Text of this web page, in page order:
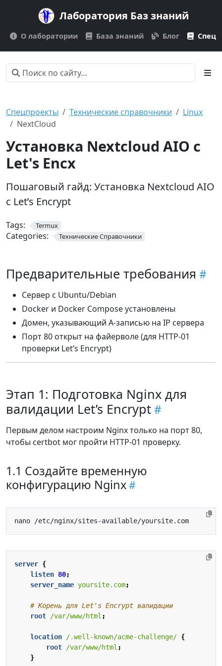
Лаборатория Баз знаний
О лаборатории База знаний Блог
Спецпроекты Технические справочники
Linux
NextCloud
Установка Nextcloud AIO с
Let's Encx
Пошаговый гайд: Установка Nextcloud AIO
с Let’s Encrypt
Tags: Termux
Categories: Технические Справочники
Предварительные требования
Сервер с Ubuntu/Debian
Docker и Docker Compose установлены
Домен, указывающий A-записью на IP сервера
Порт 80 открыт на файерволе (для HTTP-01
проверки Let’s Encrypt)
Этап 1: Подготовка Nginx для
валидации Let’s Encrypt
Первым делом настроим Nginx только на порт 80,
чтобы certbot мог пройти HTTP-01 проверку.
1.1 Создайте временную
конфигурацию Nginx
server {
listen 80;
server_name yoursite.com;
root /var/www/html;
location /.well-known/acme-challenge/ {
root /var/www/html;
}